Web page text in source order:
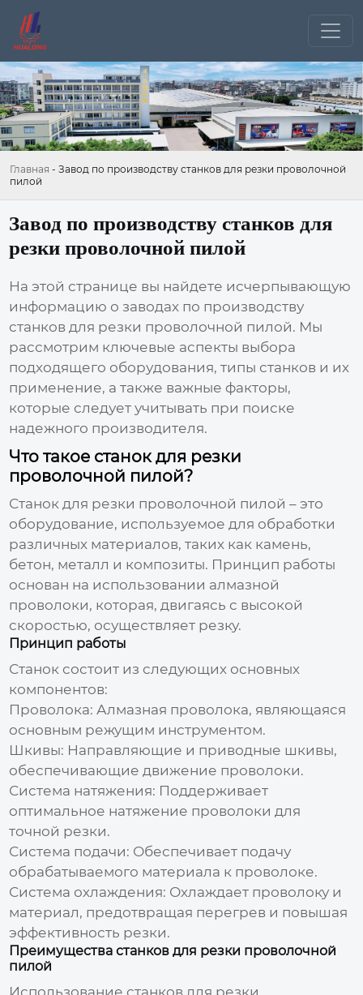
Главная - Завод по производству станков для резки проволочной
пилой
Завод по производству станков для
резки проволочной пилой
На этой странице вы найдете исчерпывающую
информацию о заводах по производству
станков для резки проволочной пилой. Мы
рассмотрим ключевые аспекты выбора
подходящего оборудования, типы станков и их
применение, а также важные факторы,
которые следует учитывать при поиске
надежного производителя.
Что такое станок для резки
проволочной пилой?
Станок для резки проволочной пилой – это
оборудование, используемое для обработки
различных материалов, таких как камень,
бетон, металл и композиты. Принцип работы
основан на использовании алмазной
проволоки, которая, двигаясь с высокой
скоростью, осуществляет резку.
Принцип работы
Станок состоит из следующих основных
компонентов:
Проволока: Алмазная проволока, являющаяся
основным режущим инструментом.
Шкивы: Направляющие и приводные шкивы,
обеспечивающие движение проволоки.
Система натяжения: Поддерживает
оптимальное натяжение проволоки для
точной резки.
Система подачи: Обеспечивает подачу
обрабатываемого материала к проволоке.
Система охлаждения: Охлаждает проволоку и
материал, предотвращая перегрев и повышая
эффективность резки.
Преимущества станков для резки проволочной
пилой
Использование станков для резки